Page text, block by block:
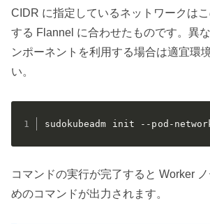
CIDR に指定しているネットワークは
する Flannel に合わせたものです。異
ンポーネントを利用する場合は適宜環
い。
sudokubeadm init --pod-
コマンドの実行が完了すると Worker
めのコマンドが出力されます。